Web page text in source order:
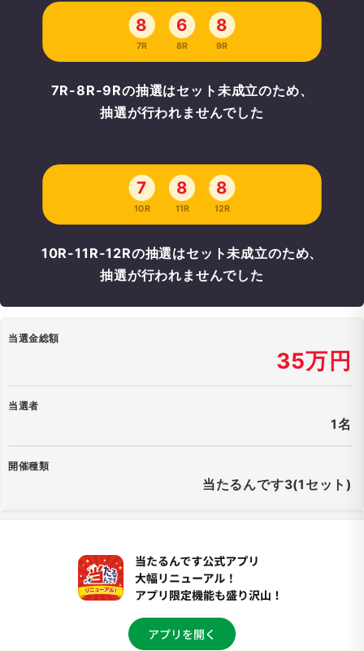
8
7R
6
8R
8
9R
7R-8R-9Rの抽選はセット未成立のため、
抽選が行われませんでした
7
10R
8
11R
8
12R
10R-11R-12Rの抽選はセット未成立のため、
抽選が行われませんでした
当選金総額
35万円
当選者
1名
開催種類
当たるんです3(1セット)